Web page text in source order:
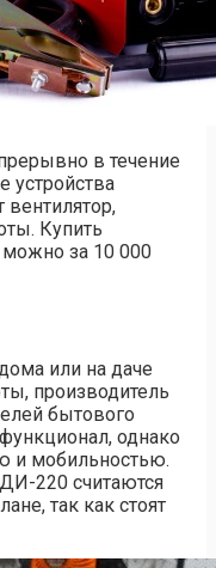
в течение
устройства
вентилятор,
Купить
за 10 000
или на даче
производитель
бытового
однако
и мобильностью.
220 считаются
так как стоят